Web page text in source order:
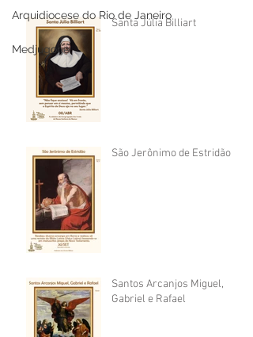
Arquidiocese do Rio de Janeiro
Medjugorje
Santa Júlia Billiart
São Jerônimo de Estridão
Santos Arcanjos Miguel,
Gabriel e Rafael